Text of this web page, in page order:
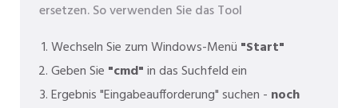
ersetzen. So verwenden Sie das Tool
Wechseln Sie zum Windows-Menü "Start"
Geben Sie "cmd"in das Suchfeld ein
Ergebnis "Eingabeaufforderung" suchen - noch